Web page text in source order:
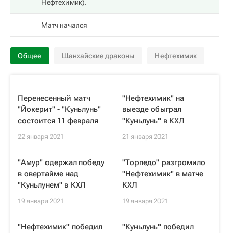
Нефтехимик).
Матч начался
Общее Шанхайские драконы Нефтехимик
Перенесенный матч
"Йокерит" - "Куньлунь"
состоится 11 февраля
22 января 2021
"Нефтехимик" на
выезде обыграл
"Куньлунь" в КХЛ
21 января 2021
"Амур" одержал победу
в овертайме над
"Куньлунем" в КХЛ
19 января 2021
"Торпедо" разгромило
"Нефтехимик" в матче
КХЛ
19 января 2021
"Нефтехимик" победил
"Куньлунь" победил